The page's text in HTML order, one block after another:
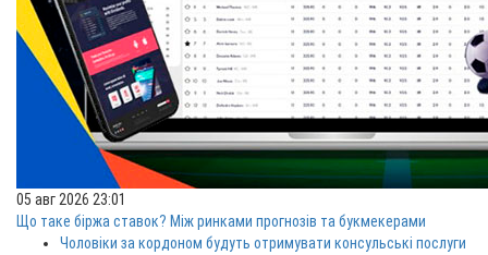
05 авг 2026 23:01
Що таке біржа ставок? Між ринками прогнозів та букмекерами
Чоловіки за кордоном будуть отримувати консульські послуги